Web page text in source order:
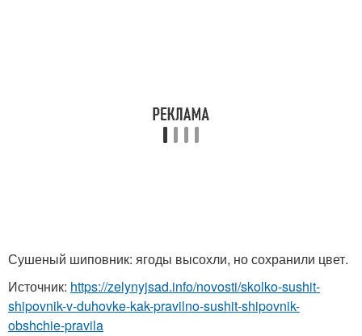
Сушеный шиповник: ягоды высохли, но сохранили цвет.
Источник: https://zelynyjsad.info/novosti/skolko-sushit-
shipovnik-v-duhovke-kak-pravilno-sushit-shipovnik-
obshchie-pravila